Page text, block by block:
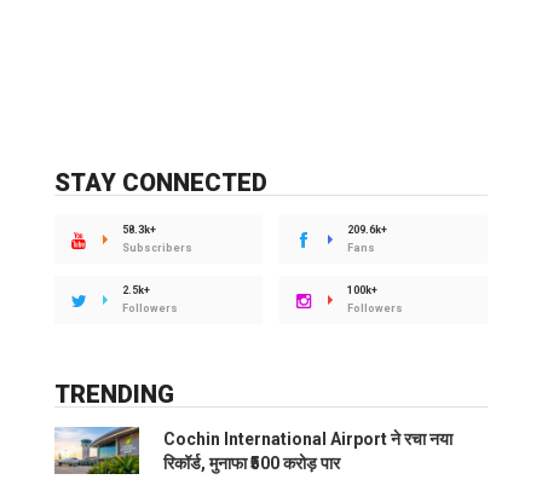
STAY CONNECTED
58.3k+
Subscribers
209.6k+
Fans
2.5k+
Followers
100k+
Followers
TRENDING
Cochin International Airport ने रचा नया
रिकॉर्ड, मुनाफा ₹500 करोड़ पार